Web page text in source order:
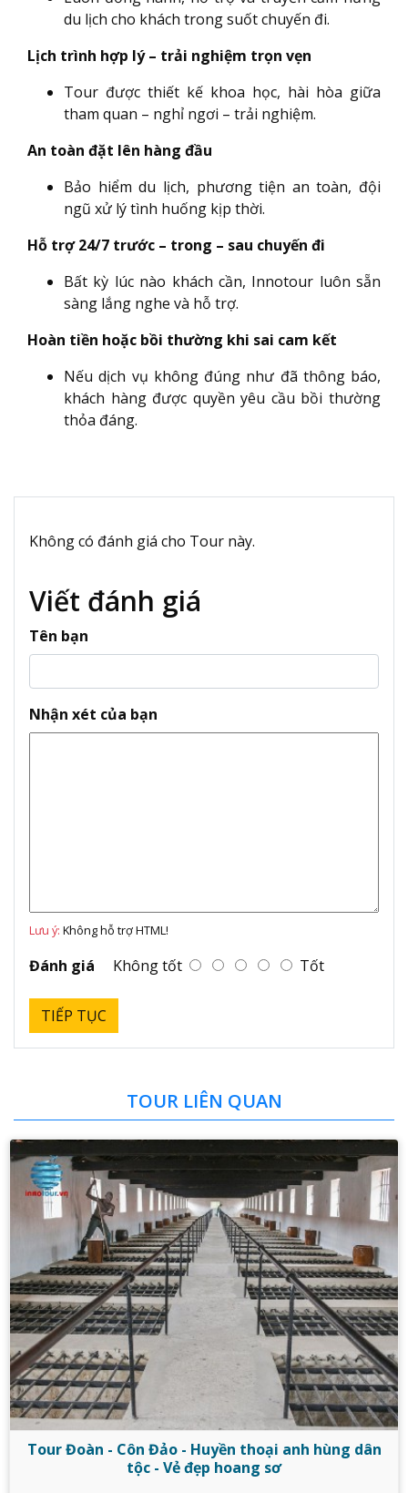
du lịch cho khách trong suốt chuyến đi.
Lịch trình hợp lý – trải nghiệm trọn vẹn
Tour được thiết kế khoa học, hài hòa giữa
tham quan – nghỉ ngơi – trải nghiệm.
An toàn đặt lên hàng đầu
Bảo hiểm du lịch, phương tiện an toàn, đội
ngũ xử lý tình huống kịp thời.
Hỗ trợ 24/7 trước – trong – sau chuyến đi
Bất kỳ lúc nào khách cần, Innotour luôn sẵn
sàng lắng nghe và hỗ trợ.
Hoàn tiền hoặc bồi thường khi sai cam kết
Nếu dịch vụ không đúng như đã thông báo,
khách hàng được quyền yêu cầu bồi thường
thỏa đáng.
Không có đánh giá cho Tour này.
Viết đánh giá
Tên bạn
Nhận xét của bạn
Lưu ý: Không hỗ trợ HTML!
Đánh giá Không tốt Tốt
TIẾP TỤC
TOUR LIÊN QUAN
Tour Đoàn - Côn Đảo - Huyền thoại anh hùng dân
tộc - Vẻ đẹp hoang sơ